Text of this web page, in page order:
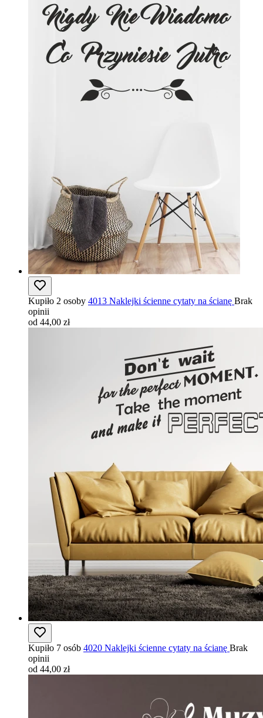
Kupiło 2 osoby 4013 Naklejki ścienne cytaty na ścianę Brak
opinii
od 44,00 zł
Kupiło 7 osób 4020 Naklejki ścienne cytaty na ścianę Brak
opinii
od 44,00 zł